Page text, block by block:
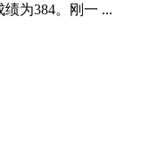
为384。刚一 ...